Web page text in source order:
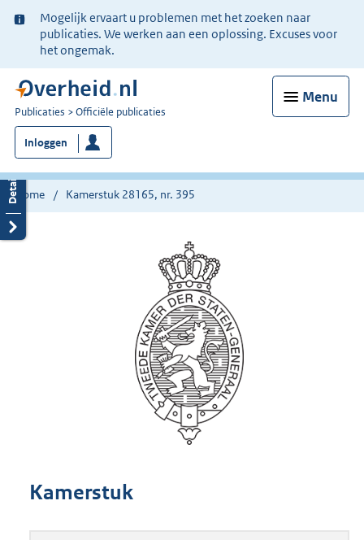
Ter
informatie:
Mogelijk ervaart u problemen met het zoeken naar
publicaties. We werken aan een oplossing. Excuses voor
het ongemak.
Menu
U
bent
nu
hier:
Publicaties Officiële publicaties
Inloggen
Home Kamerstuk 28165, nr. 395
Kamerstuk